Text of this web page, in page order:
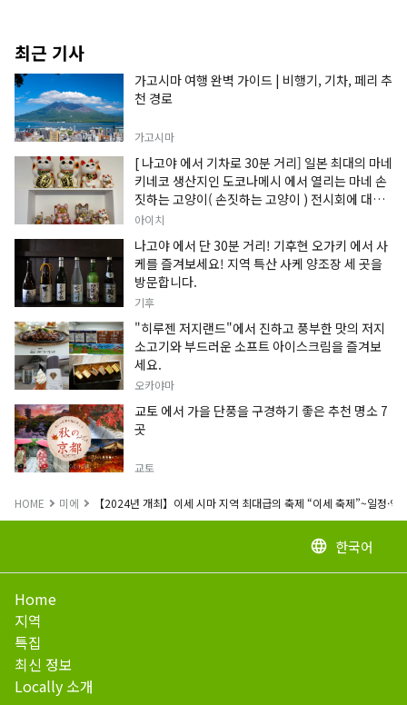
최근 기사
가고시마 여행 완벽 가이드 | 비행기, 기차, 페리 추
천 경로
가고시마
[ 나고야 에서 기차로 30분 거리] 일본 최대의 마네
키네코 생산지인 도코나메시 에서 열리는 마네 손
짓하는 고양이( 손짓하는 고양이 ) 전시회에 대한
정보입니다.
아이치
나고야 에서 단 30분 거리! 기후현 오가키 에서 사
케를 즐겨보세요! 지역 특산 사케 양조장 세 곳을
방문합니다.
기후
"히루젠 저지랜드"에서 진하고 풍부한 맛의 저지
소고기와 부드러운 소프트 아이스크림을 즐겨보
세요.
오카야마
교토 에서 가을 단풍을 구경하기 좋은 추천 명소 7
곳
교토
HOME 미에 【2024년 개최】이세 시마 지역 최대급의 축제 “이세 축제”~일정·액
language 한국어
Home
지역
특집
최신 정보
Locally 소개